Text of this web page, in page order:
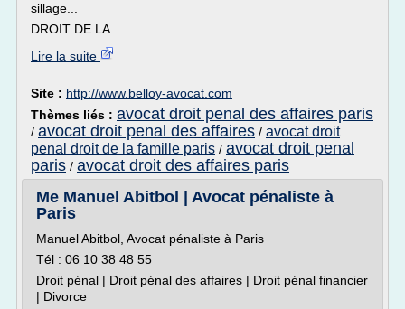
sillage...
DROIT DE LA...
Lire la suite
Site : http://www.belloy-avocat.com
Thèmes liés : avocat droit penal des affaires paris
/ avocat droit penal des affaires / avocat droit
penal droit de la famille paris / avocat droit penal
paris / avocat droit des affaires paris
Me Manuel Abitbol | Avocat pénaliste à
Paris
Manuel Abitbol, Avocat pénaliste à Paris
Tél : 06 10 38 48 55
Droit pénal | Droit pénal des affaires | Droit pénal financier
| Divorce